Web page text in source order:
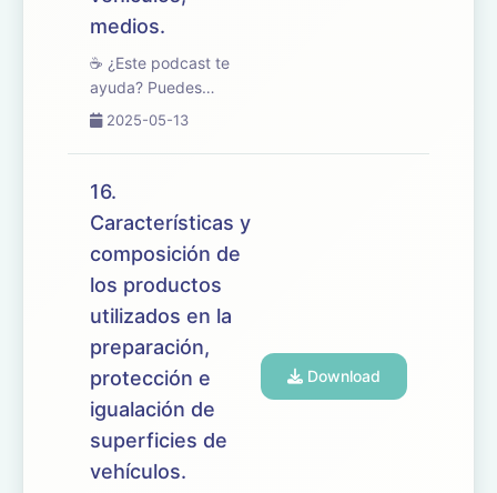
medios.
☕ ¿Este podcast te
ayuda? Puedes
apoyarlo en
🎧 En este episodio
trabajamos el tema 17
oposiciones de
Mantenimiento de
Vehículos, enfocado en
los procesos...
2025-05-13
16.
Características y
composición de
los productos
utilizados en la
preparación,
protección e
igualación de
superficies de
vehículos.
Download